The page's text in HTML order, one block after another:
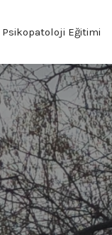
Eğitimi